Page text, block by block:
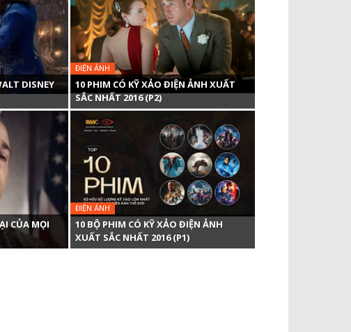
DISNEY
ĐIỆN ẢNH
10 PHIM CÓ KỸ XẢO ĐIỆN ẢNH XUẤT
SẮC NHẤT 2016 (P2)
CỦA MỌI
ĐIỆN ẢNH
10 BỘ PHIM CÓ KỸ XẢO ĐIỆN ẢNH
XUẤT SẮC NHẤT 2016 (P1)